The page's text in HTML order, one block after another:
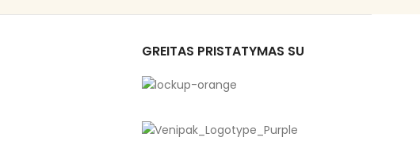
GREITAS PRISTATYMAS SU